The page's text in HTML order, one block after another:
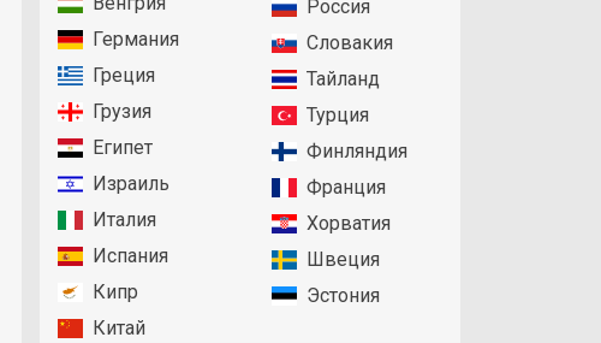
Германия
Греция
Грузия
Египет
Израиль
Италия
Испания
Кипр
Китай
Россия
Словакия
Тайланд
Турция
Финляндия
Франция
Хорватия
Швеция
Эстония